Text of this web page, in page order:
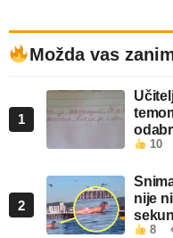
Možda vas
1
10
2
nije
8